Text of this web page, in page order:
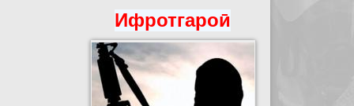
Ифротгароӣ